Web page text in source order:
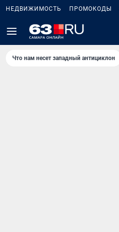
НЕДВИЖИМОСТЬ ПРОМОКОДЫ
Что нам несет западный антициклон